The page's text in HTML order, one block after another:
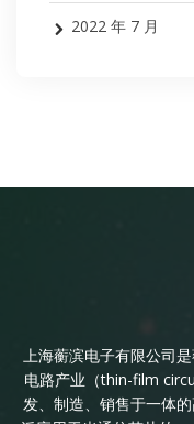
2022 年 7 月
上海蘅滨电子有限公司
电路产业（thin-film
发、制造、销售于一体